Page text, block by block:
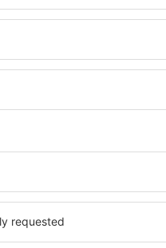
Welche
in Raben Steinfeld
Hotels in in Raben
verschiedenen Standards
Gäste angepasst sind . Zu
WLAN-Zugang, SPA-Zone,
Konferenzzentrum,
Parkplätze sowie
Sehenswürdigkeiten in
bieten auch einen
empfehlen, Ausflüge auf
Sehenswürdigkeiten in in